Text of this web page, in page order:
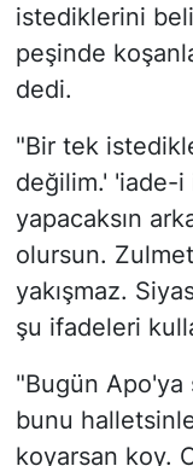
istediklerini
peşinde
dedi.
"Bir tek
değilim.' 'iade-
yapacaksın
olursun.
yakışmaz.
şu ifadeleri
"Bugün
bunu
koyarsan koy.